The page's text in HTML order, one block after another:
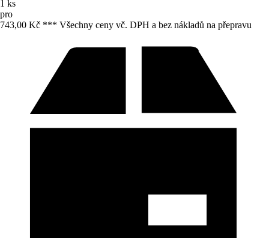
1 ks
pro
743,00 Kč *** Všechny ceny vč. DPH a bez nákladů na přepravu